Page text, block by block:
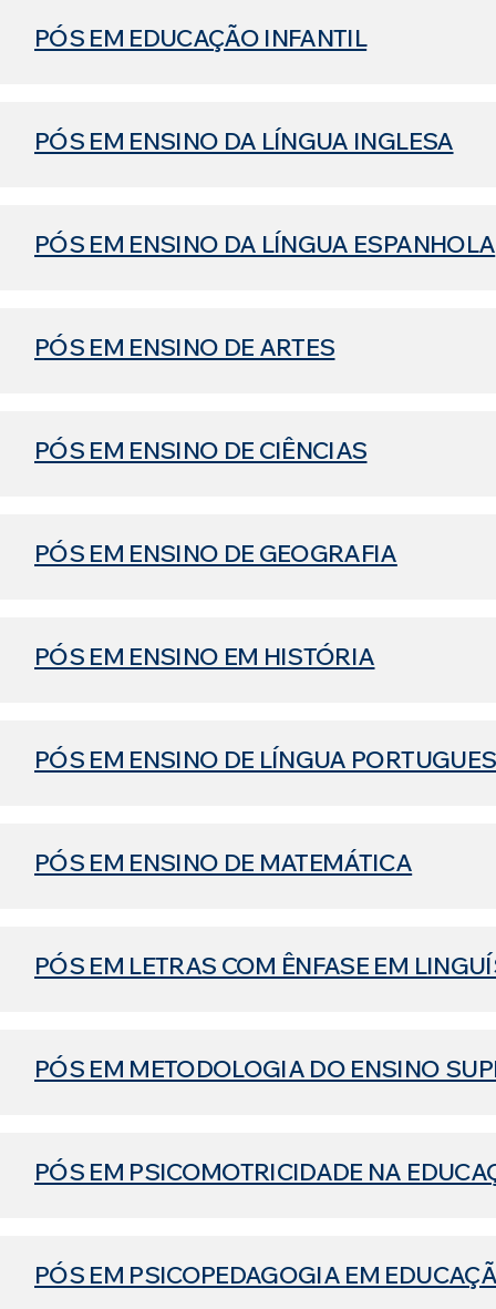
PÓS EM EDUCAÇÃO INFANTIL
PÓS EM ENSINO DA LÍNGUA INGLESA
PÓS EM ENSINO DA LÍNGUA ESPANHOLA
PÓS EM ENSINO DE ARTES
PÓS EM ENSINO DE CIÊNCIAS
PÓS EM ENSINO DE GEOGRAFIA
PÓS EM ENSINO EM HISTÓRIA
PÓS EM ENSINO DE LÍNGUA
PÓS EM ENSINO DE MATEMÁTICA
PÓS EM LETRAS COM ÊNFASE EM
PÓS EM METODOLOGIA DO ENSINO
PÓS EM PSICOMOTRICIDADE NA
PÓS EM PSICOPEDAGOGIA EM